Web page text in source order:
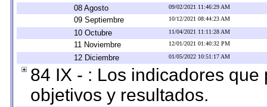
08 Agosto 09/02/2021 11:46:29 AM
09 Septiembre 10/12/2021 08:44:23 AM
10 Octubre 11/04/2021 11:11:28 AM
11 Noviembre 12/01/2021 01:40:32 PM
12 Diciembre 01/05/2022 10:51:17 AM
84 IX - : Los indicadores
objetivos y resultados.